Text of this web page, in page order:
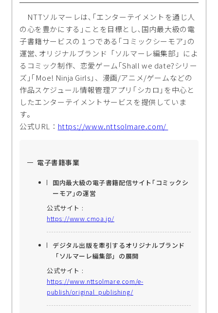
NTTソルマーレは､｢エンターテイメントを通じ人
の心を豊かにする｣ことを目標とし､国内最大級の電
子書籍サービスの１つである｢コミックシーモア｣の
運営､オリジナルブランド「ソルマーレ編集部」によ
るコミック制作、恋愛ゲーム｢Shall we date?シリー
ズ｣｢Moe! Ninja Girls｣、漫画/アニメ/ゲームなどの
作品スケジュール情報管理アプリ｢シカロ｣を中心と
したエンターテイメントサービスを提供していま
す。
公式URL： https://www.nttsolmare.com/
電子書籍事業
国内最大級の電子書籍配信サイト｢コミックシ
ーモア｣の運営
公式サイト :
https://www.cmoa.jp/
デジタル出版を牽引するオリジナルブランド
「ソルマーレ編集部」の展開
公式サイト :
https://www.nttsolmare.com/e-
publish/original_publishing/